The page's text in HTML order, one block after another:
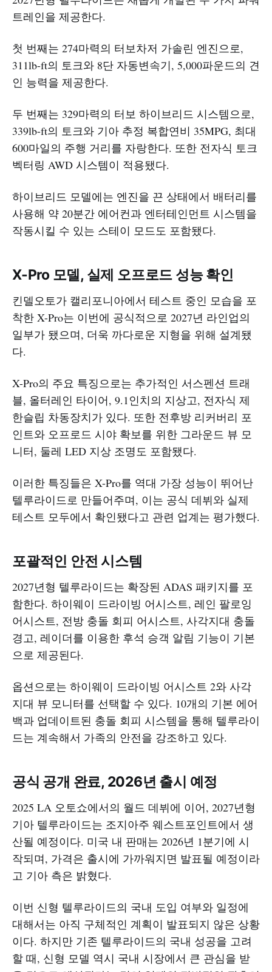
트레인을 제공한다.
첫 번째는 274마력의 터보차저 가솔린 엔진으로,
311lb-ft의 토크와 8단 자동변속기, 5,000파운드의 견
인 능력을 제공한다.
두 번째는 329마력의 터보 하이브리드 시스템으로,
339lb-ft의 토크와 기아 추정 복합연비 35MPG, 최대
600마일의 주행 거리를 자랑한다. 또한 전자식 토크
벡터링 AWD 시스템이 적용됐다.
하이브리드 모델에는 엔진을 끈 상태에서 배터리를
사용해 약 20분간 에어컨과 엔터테인먼트 시스템을
작동시킬 수 있는 스테이 모드도 포함됐다.
X-Pro 모델, 실제 오프로드 성능 확인
킨델오토가 캘리포니아에서 테스트 중인 모습을 포
착한 X-Pro는 이번에 공식적으로 2027년 라인업의
일부가 됐으며, 더욱 까다로운 지형을 위해 설계됐
다.
X-Pro의 주요 특징으로는 추가적인 서스펜션 트래
블, 올터레인 타이어, 9.1인치의 지상고, 전자식 제
한슬립 차동장치가 있다. 또한 전후방 리커버리 포
인트와 오프로드 시야 확보를 위한 그라운드 뷰 모
니터, 둘레 LED 지상 조명도 포함됐다.
이러한 특징들은 X-Pro를 역대 가장 성능이 뛰어난
텔루라이드로 만들어주며, 이는 공식 데뷔와 실제
테스트 모두에서 확인됐다고 관련 업계는 평가했다.
포괄적인 안전 시스템
2027년형 텔루라이드는 확장된 ADAS 패키지를 포
함한다. 하이웨이 드라이빙 어시스트, 레인 팔로잉
어시스트, 전방 충돌 회피 어시스트, 사각지대 충돌
경고, 레이더를 이용한 후석 승객 알림 기능이 기본
으로 제공된다.
옵션으로는 하이웨이 드라이빙 어시스트 2와 사각
지대 뷰 모니터를 선택할 수 있다. 10개의 기본 에어
백과 업데이트된 충돌 회피 시스템을 통해 텔루라이
드는 계속해서 가족의 안전을 강조하고 있다.
공식 공개 완료, 2026년 출시 예정
2025 LA 오토쇼에서의 월드 데뷔에 이어, 2027년형
기아 텔루라이드는 조지아주 웨스트포인트에서 생
산될 예정이다. 미국 내 판매는 2026년 1분기에 시
작되며, 가격은 출시에 가까워지면 발표될 예정이라
고 기아 측은 밝혔다.
이번 신형 텔루라이드의 국내 도입 여부와 일정에
대해서는 아직 구체적인 계획이 발표되지 않은 상황
이다. 하지만 기존 텔루라이드의 국내 성공을 고려
할 때, 신형 모델 역시 국내 시장에서 큰 관심을 받